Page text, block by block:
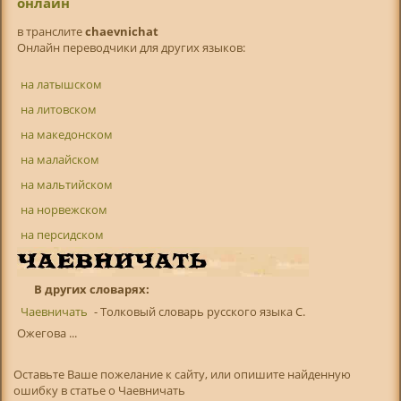
в транслитechaevnichat
Онлайн переводчики для других языков:
на латышском
на литовском
на македонском
на малайском
на мальтийском
на норвежском
на персидском
В других словарях:
Чаевничать - Толковый словарь русского языка С.
Ожегова ...
Оставьте Ваше пожелание к сайту, или опишите найденную
ошибку в статье о Чаевничать